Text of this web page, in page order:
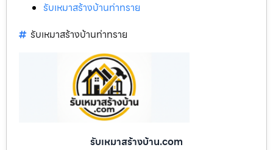
รับเหมาสร้างบ้านท่าทราย
รับเหมาสร้างบ้านท่าทราย
รับเหมาสร้างบ้าน.com